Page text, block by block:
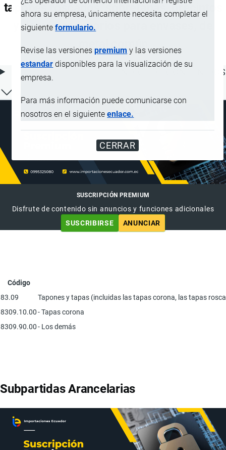
ahora su empresa, únicamente necesita completar el
siguienteformulario.
Revise las versionespremium y las versiones
estandar disponibles para la visualización de su
empresa.
Para más información puede comunicarse con
nosotros en el siguienteenlace.
CERRAR
tapones roscados, sobretapas, precintos
y demás accesorios para envases, de
metal común
ÍNDICE DE CONTENIDOS
SUSCRIPCIÓN PREMIUM
Disfrute de contenido sin anuncios y funciones adicionales
SUSCRIBIRSE
ANUNCIAR
Código
83.09
Tapones y tapas (incluidas las tapas corona, las tapas
8309.10.00- Tapas corona
8309.90.00- Los demás
Subpartidas Arancelarias